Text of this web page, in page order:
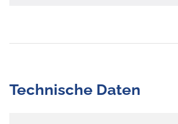
Technische Daten